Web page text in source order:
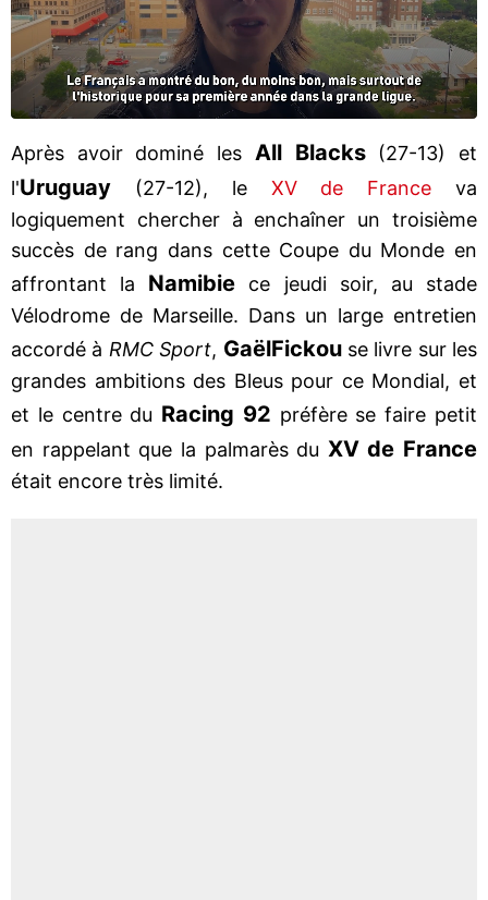
Après avoir dominé les All Blacks(27-13) et
l'Uruguay (27-12), le XV de France va
logiquement chercher à enchaîner un troisième
succès de rang dans cette Coupe du Monde en
affrontant la Namibie ce jeudi soir, au stade
Vélodrome de Marseille. Dans un large entretien
accordé à RMC Sport, GaëlFickouse livre sur les
grandes ambitions des Bleus pour ce Mondial, et
et le centre du Racing 92 préfère se faire petit
en rappelant que la palmarès du XV de France
était encore très limité.